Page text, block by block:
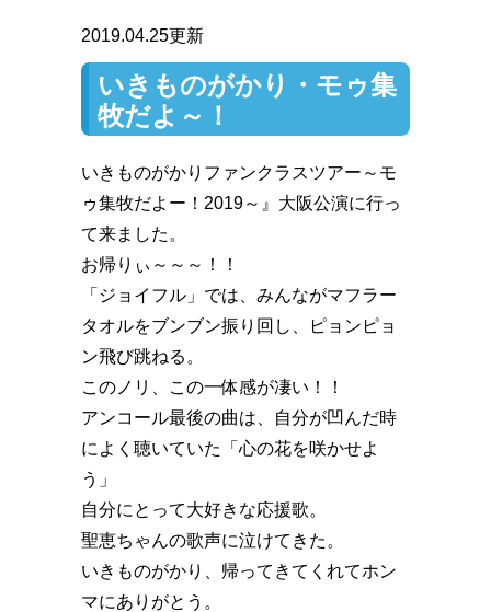
2019.04.25更新
いきものがかり・モゥ集
牧だよ～！
いきものがかりファンクラスツアー～モ
ゥ集牧だよー！2019～』大阪公演に行っ
て来ました。
お帰りぃ～～～！！
「ジョイフル」では、みんながマフラー
タオルをブンブン振り回し、ピョンピョ
ン飛び跳ねる。
このノリ、この一体感が凄い！！️
アンコール最後の曲は、自分が凹んだ時
によく聴いていた「心の花を咲かせよ
う」
自分にとって大好きな応援歌。
聖恵ちゃんの歌声に泣けてきた。
いきものがかり、帰ってきてくれてホン
マにありがとう。